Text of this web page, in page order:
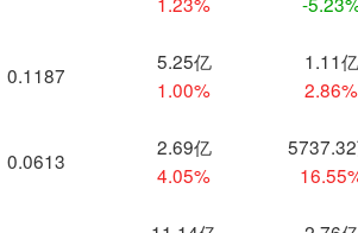
0.1187
5.25亿
1.00%
1.11亿
2.86%
0.0613
2.69亿
4.05%